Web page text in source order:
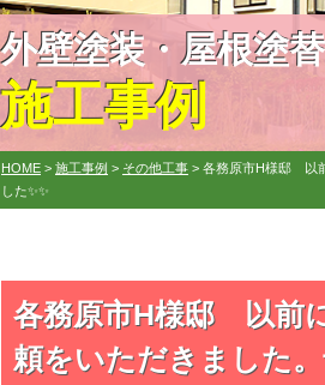
外壁塗装・屋根塗
施工事例
HOME > 施工事例 > その他工事 > 各務原市H様邸 以
した✨✨
各務原市H様邸 以前
頼をいただきました